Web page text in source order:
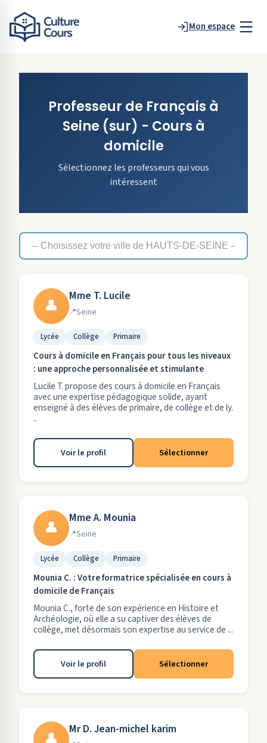
Mon espace
Professeur de Français à
Seine (sur) - Cours à
domicile
Sélectionnez les professeurs qui vous
intéressent
👤 Mme T. Lucile
Seine
Lycée Collège Primaire
Cours à domicile en Français pour tous les niveaux
: une approche personnalisée et stimulante
Lucile T. propose des cours à domicile en Français
avec une expertise pédagogique solide, ayant
enseigné à des élèves de primaire, de collège et de ly.
..
Voir le profil Sélectionner
👤 Mme A. Mounia
Seine
Lycée Collège Primaire
Mounia C. : Votre formatrice spécialisée en cours à
domicile de Français
Mounia C., forte de son expérience en Histoire et
Archéologie, où elle a su captiver des élèves de
collège, met désormais son expertise au service de ...
Voir le profil Sélectionner
Mr D. Jean-michel karim